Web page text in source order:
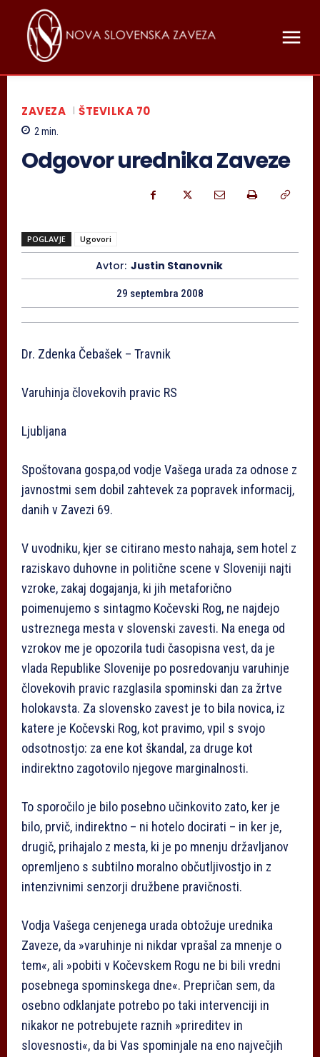
ZAVEZA ŠTEVILKA 70
2 min.
Odgovor urednika Zaveze
POGLAVJE Ugovori
Avtor: Justin Stanovnik
29 septembra 2008
Dr. Zdenka Čebašek – Travnik
Varuhinja človekovih pravic RS
Ljubljana
Spoštovana gospa,od vodje Vašega urada za odnose z
javnostmi sem dobil zahtevek za popravek informacij,
danih v Zavezi 69.
V uvodniku, kjer se citirano mesto nahaja, sem hotel z
raziskavo duhovne in politične scene v Sloveniji najti
vzroke, zakaj dogajanja, ki jih metaforično
poimenujemo s sintagmo Kočevski Rog, ne najdejo
ustreznega mesta v slovenski zavesti. Na enega od
vzrokov me je opozorila tudi časopisna vest, da je
vlada Republike Slovenije po posredovanju varuhinje
človekovih pravic razglasila spominski dan za žrtve
holokavsta. Za slovensko zavest je to bila novica, iz
katere je Kočevski Rog, kot pravimo, vpil s svojo
odsotnostjo: za ene kot škandal, za druge kot
indirektno zagotovilo njegove marginalnosti.
To sporočilo je bilo posebno učinkovito zato, ker je
bilo, prvič, indirektno – ni hotelo docirati – in ker je,
drugič, prihajalo z mesta, ki je po mnenju državljanov
opremljeno s subtilno moralno občutljivostjo in z
intenzivnimi senzorji družbene pravičnosti.
Vodja Vašega cenjenega urada obtožuje urednika
Zaveze, da »varuhinje ni nikdar vprašal za mnenje o
tem«, ali »pobiti v Kočevskem Rogu ne bi bili vredni
posebnega spominskega dne«. Prepričan sem, da
osebno odklanjate potrebo po taki intervenciji in
nikakor ne potrebujete raznih »prireditev in
slovesnosti«, da bi Vas spominjale na eno največjih